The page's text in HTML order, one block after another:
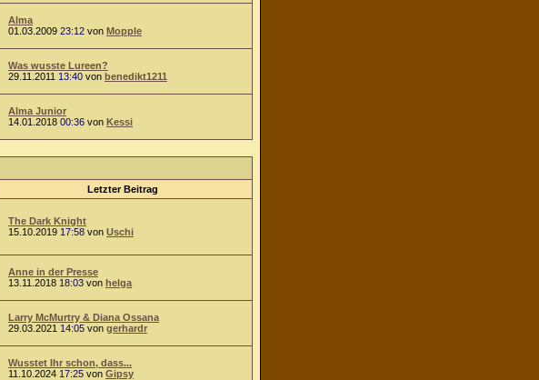
Alma
01.03.2009 23:12 von Mopple
Was wusste Lureen?
29.11.2011 13:40 von benedikt1211
Alma Junior
14.01.2018 00:36 von Kessi
Letzter Beitrag
The Dark Knight
15.10.2019 17:58 von Uschi
Anne in der Presse
13.11.2018 18:03 von helga
Larry McMurtry & Diana Ossana
29.03.2021 14:05 von gerhardr
Wusstet Ihr schon, dass...
11.10.2024 17:25 von Gipsy